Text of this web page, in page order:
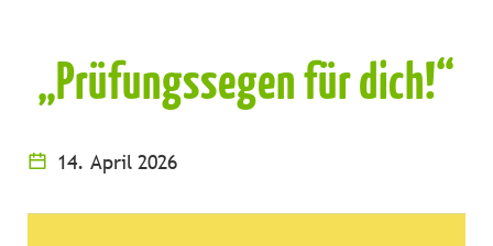
„Prüfungssegen für dich!“
14. April 2026